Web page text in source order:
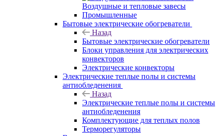
Воздушные и тепловые завесы
Промышленные
Бытовые электрические обогреватели
Назад
Бытовые электрические обогреватели
Блоки управления для электрических
конвекторов
Электрические конвекторы
Электрические теплые полы и системы
антиобледенения
Назад
Электрические теплые полы и системы
антиобледенения
Комплектующие для теплых полов
Терморегуляторы